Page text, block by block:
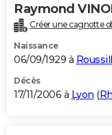
Raymond
Créer une cagnotte
Naissance
06/09/1929 à
Décès
17/11/2006 à Lyon (